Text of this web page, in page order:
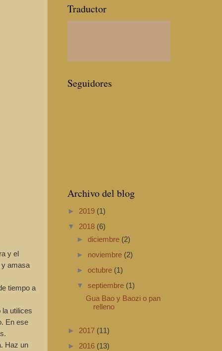
y el
y amasa
tiempo a
utilices
En ese
Haz un
Traductor
Seguidores
Archivo del blog
► 2019 (1)
▼ 2018 (6)
► diciembre (2)
► noviembre (2)
► octubre (1)
▼ septiembre (1)
Gua Bao y Baozi o pan
relleno
► 2017 (11)
► 2016 (13)